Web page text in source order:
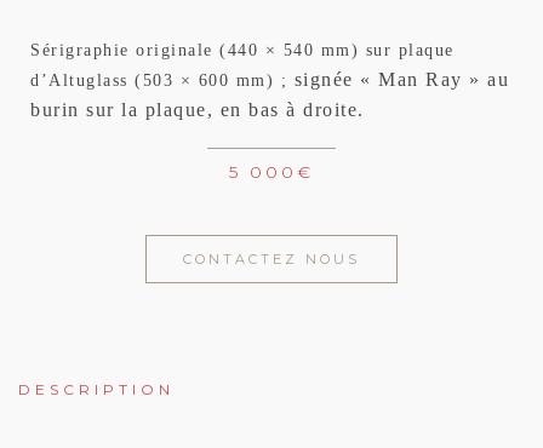
Sérigraphie originale (440 × 540 mm) sur plaque
d’Altuglass (503 × 600 mm) ; signée « Man Ray » au
burin sur la plaque, en bas à droite.
5 000 €
CONTACTEZ NOUS
DESCRIPTION